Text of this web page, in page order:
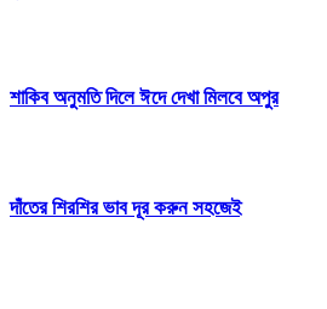
শাকিব অনুমতি দিলে ঈদে দেখা মিলবে অপুর
দাঁতের শিরশির ভাব দূর করুন সহজেই